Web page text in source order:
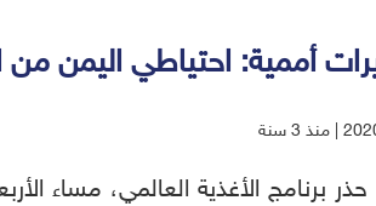
أممية: احتياطي اليمن من
3 سنة
حذر برنامج الأغذية العالمي، مساء